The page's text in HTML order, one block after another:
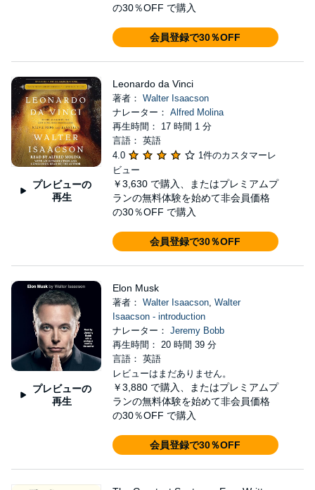
の30％OFF で購入
会員登録で30％OFF
プレビューの
再生
Leonardo da Vinci
著者： Walter Isaacson
ナレーター： Alfred Molina
再生時間： 17 時間 1 分
言語： 英語
4.0
1件のカスタマーレ
ビュー
￥3,630 で購入、またはプレミアムプ
ランの無料体験を始めて非会員価格
の30％OFF で購入
会員登録で30％OFF
プレビューの
再生
Elon Musk
著者： Walter Isaacson, Walter
Isaacson - introduction
ナレーター： Jeremy Bobb
再生時間： 20 時間 39 分
言語： 英語
レビューはまだありません。
￥3,880 で購入、またはプレミアムプ
ランの無料体験を始めて非会員価格
の30％OFF で購入
会員登録で30％OFF